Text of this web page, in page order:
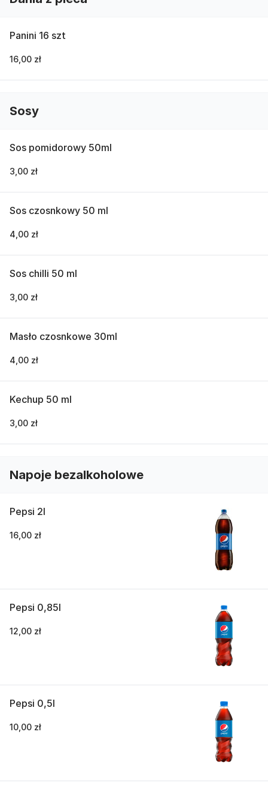
Panini 16 szt
16,00 zł
Sosy
Sos pomidorowy 50ml
3,00 zł
Sos czosnkowy 50 ml
4,00 zł
Sos chilli 50 ml
3,00 zł
Masło czosnkowe 30ml
4,00 zł
Kechup 50 ml
3,00 zł
Napoje bezalkoholowe
Pepsi 2l
16,00 zł
Pepsi 0,85l
12,00 zł
Pepsi 0,5l
10,00 zł